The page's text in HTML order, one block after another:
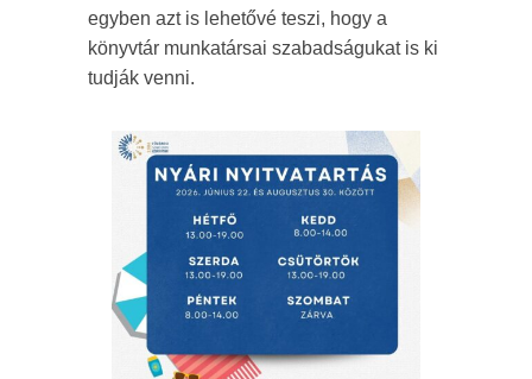
egyben azt is lehetővé teszi, hogy a
könyvtár munkatársai szabadságukat is ki
tudják venni.